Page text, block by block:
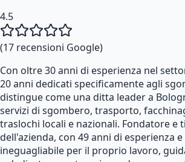
4.5
(17 recensioni Google)
Con oltre 30 anni di esperienza nel
20 anni dedicati specificamente agli
distingue come una ditta leader a
servizi di sgombero, trasporto,
traslochi locali e nazionali. Fondatore e
dell'azienda, con 49 anni di esperienza
ineguagliabile per il proprio lavoro,